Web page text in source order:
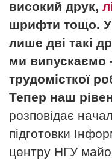
високий друк,
шрифти тощо. У
лише дві такі
ми випускаємо
трудомісткої
Тепер наш
розповідає
підготовки
центру НГУ